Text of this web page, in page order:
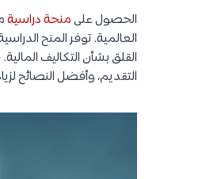
الحصول علىمنحة دراسية
العالمية. توفر المنح
القلق بشأن التكاليف
التقديم، وأفضل النصائح